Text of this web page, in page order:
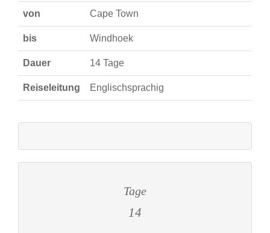
von Cape Town
bis Windhoek
Dauer 14 Tage
Reiseleitung Englischsprachig
Tage
14